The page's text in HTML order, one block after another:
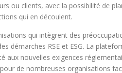
ou clients, avec la possibilité de
qui en découlent.
qui intègrent des
démarches RSE et ESG. La
aux nouvelles exigences
de nombreuses organisations